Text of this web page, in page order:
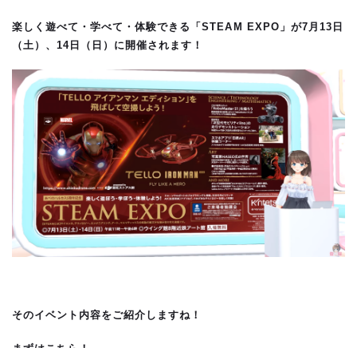
楽しく遊べて・学べて・体験できる「STEAM EXPO」が7月13日
（土）、14日（日）に開催されます！
そのイベント内容をご紹介しますね！